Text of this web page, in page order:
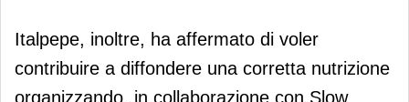
Italpepe, inoltre, ha affermato di voler
contribuire a diffondere una corretta nutrizione
organizzando, in collaborazione con Slow